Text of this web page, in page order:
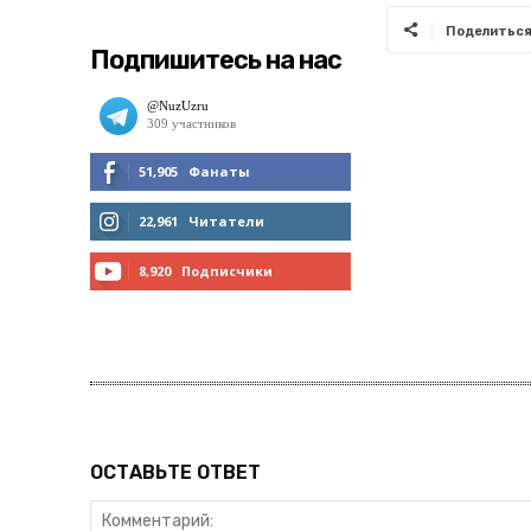
Подпишитесь на нас
51,905 Фанаты
МНЕ НРАВИТСЯ
22,961 Читатели
8,920 Подписчики
Поделиться
ОСТАВЬТЕ ОТВЕТ